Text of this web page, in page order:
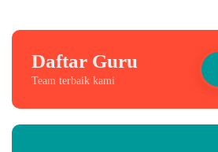
Daftar Guru
Team terbaik kami